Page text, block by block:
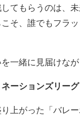
てもらうのは、未
そ、誰でもフラ
一緒に見届けな
ーションズリーグ
上がった「バレ